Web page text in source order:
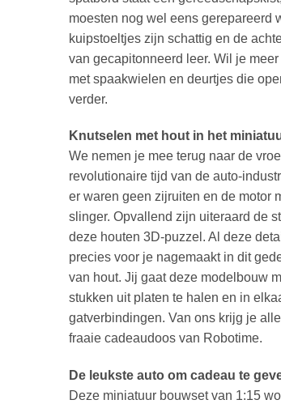
moesten nog wel eens gerepareerd
kuipstoeltjes zijn schattig en de
van gecapitonneerd leer. Wil je
met spaakwielen en deurtjes die
verder.
Knutselen met hout in het
We nemen je mee terug naar de
revolutionaire tijd van de auto-
er waren geen zijruiten en de motor
slinger. Opvallend zijn uiteraard de
deze houten 3D-puzzel. Al deze
precies voor je nagemaakt in dit
van hout. Jij gaat deze modelbouw
stukken uit platen te halen en in
gatverbindingen. Van ons krijg je
fraaie cadeaudoos van Robotime.
De leukste auto om cadeau te
Deze miniatuur bouwset van 1:15